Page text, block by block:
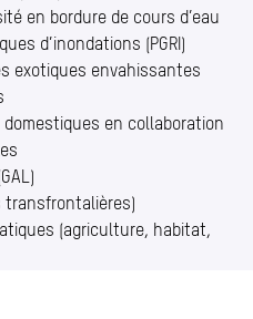
en bordure de cours d’eau
d’inondations (PGRI)
exotiques envahissantes
en collaboration
transfrontalières)
(agriculture, habitat,